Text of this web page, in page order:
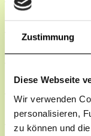
Zustimmung
Diese Webseite
Wir verwenden
personalisieren,
zu können und